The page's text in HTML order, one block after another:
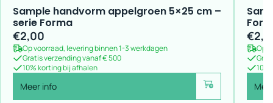
Sample handvorm appelgroen 5×25 cm –
serie Forma
€2,00
Op voorraad, levering binnen 1-3 werkdagen
Gratis verzending vanaf € 500
10% korting bij afhalen
Meer info Voeg toe
€
Op